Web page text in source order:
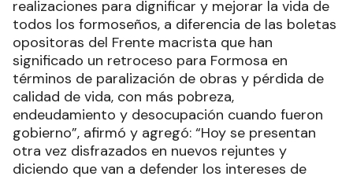
realizaciones para dignificar y mejorar la vida de
todos los formoseños, a diferencia de las boletas
opositoras del Frente macrista que han
significado un retroceso para Formosa en
términos de paralización de obras y pérdida de
calidad de vida, con más pobreza,
endeudamiento y desocupación cuando fueron
gobierno”, afirmó y agregó: “Hoy se presentan
otra vez disfrazados en nuevos rejuntes y
diciendo que van a defender los intereses de